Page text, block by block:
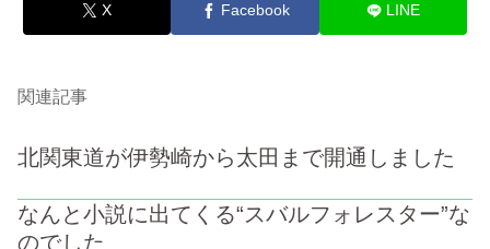
X Facebook LINE
関連記事
北関東道が伊勢崎から太田まで開通しました
なんと小説に出てくる“スバルフォレスター”な
のでした